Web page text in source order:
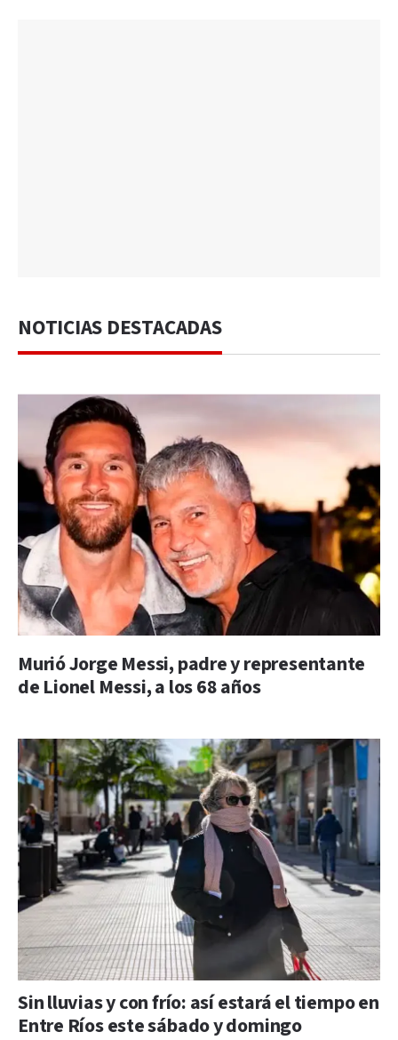
NOTICIAS DESTACADAS
Murió Jorge Messi, padre y representante
de Lionel Messi, a los 68 años
Sin lluvias y con frío: así estará el tiempo en
Entre Ríos este sábado y domingo